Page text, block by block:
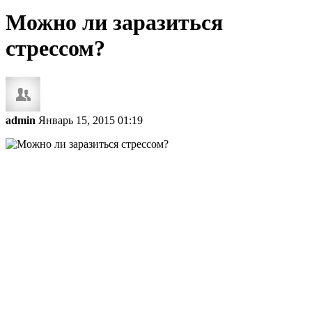
Можно ли заразиться
стрессом?
admin Январь 15, 2015 01:19